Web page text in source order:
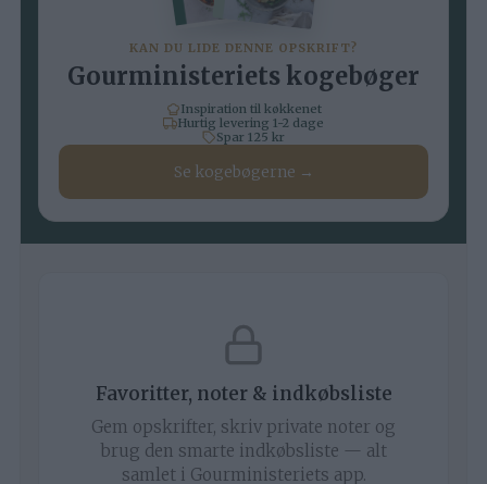
KAN DU LIDE DENNE OPSKRIFT?
Gourministeriets kogebøger
Inspiration til køkkenet
Hurtig levering 1-2 dage
Spar 125 kr
Se kogebøgerne →
Favoritter, noter & indkøbsliste
Gem opskrifter, skriv private noter og
brug den smarte indkøbsliste — alt
samlet i Gourministeriets app.